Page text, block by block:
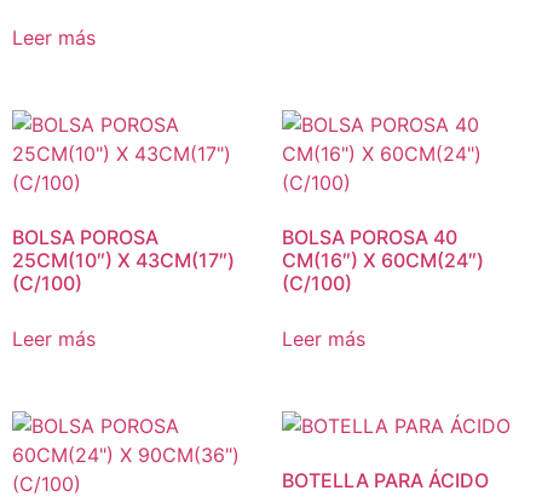
Leer más
BOLSA POROSA
25CM(10″) X 43CM(17″)
(C/100)
Leer más
BOLSA POROSA 40
CM(16″) X 60CM(24″)
(C/100)
Leer más
BOTELLA PARA ÁCIDO